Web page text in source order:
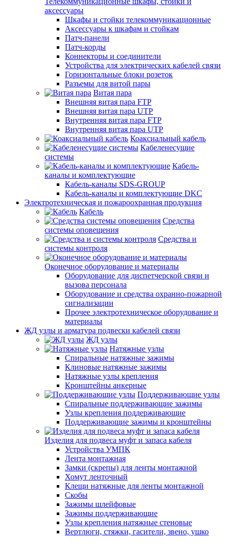
аксессуары
Шкафы и стойки телекоммуникационные
Аксессуары к шкафам и стойкам
Патч-панели
Патч-корды
Коннекторы и соединители
Устройства для электрических кабелей связи
Горизонтальные блоки розеток
Разъемы для витой пары
Витая пара
Внешняя витая пара FTP
Внешняя витая пара UTP
Внутренняя витая пара FTP
Внутренняя витая пара UTP
Коаксиальный кабель
Кабеленесущие
системы
Кабель-
каналы и комплектующие
Кабель-каналы SDS-GROUP
Кабель-каналы и комплектующие DKC
Электротехническая и пожароохранная продукция
Кабель
Средства
системы оповещения
Средства и
системы контроля
Оконечное оборудование и материалы
Оборудование для диспетчерской связи и
вызова персонала
Оборудование и средства охранно-пожарной
сигнализации
Прочее электротехническое оборудование и
материалы
ЖД узлы и арматура подвески кабелей связи
ЖД узлы
Натяжные узлы
Спиральные натяжные зажимы
Клиновые натяжные зажимы
Натяжные узлы крепления
Кронштейны анкерные
Поддерживающие узлы
Спиральные поддерживающие зажимы
Узлы крепления поддерживающие
Поддерживающие зажимы и кронштейны
Изделия для подвеса муфт и запаса кабеля
Устройства УМПК
Лента монтажная
Замки (скрепы) для ленты монтажной
Хомут ленточный
Клещи натяжные для ленты монтажной
Скобы
Зажимы шлейфовые
Зажимы поддерживающие
Узлы крепления натяжные стеновые
Вертлюги, стяжки, гасители, звено, ушко